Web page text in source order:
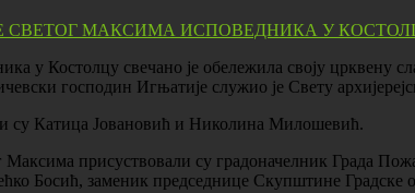
у Костолцу свечано је обележила своју црквену
господин Игњатије служио је Свету
су Катица Јовановић и Николина Милошевић.
Максима присуствовали су градоначелник Града
Босић, заменик председнице Скупштине